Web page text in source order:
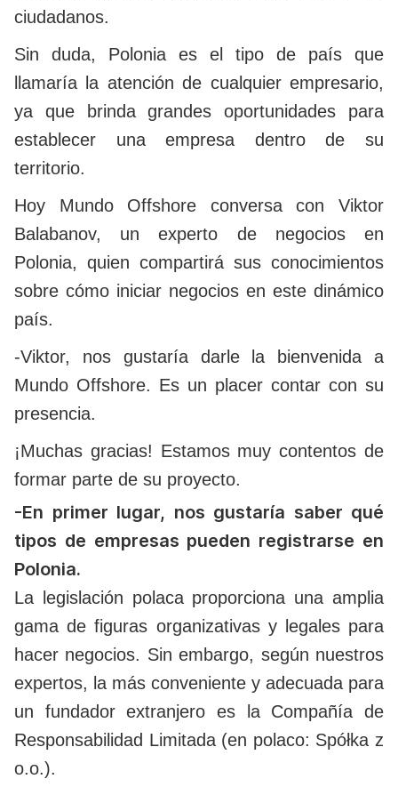
ciudadanos.
Sin duda, Polonia es el tipo de país que
llamaría la atención de cualquier empresario,
ya que brinda grandes oportunidades para
establecer una empresa dentro de su
territorio.
Hoy Mundo Offshore conversa con Viktor
Balabanov, un experto de negocios en
Polonia, quien compartirá sus conocimientos
sobre cómo iniciar negocios en este dinámico
país.
-Viktor, nos gustaría darle la bienvenida a
Mundo Offshore. Es un placer contar con su
presencia.
¡Muchas gracias! Estamos muy contentos de
formar parte de su proyecto.
-En primer lugar, nos gustaría saber qué
tipos de empresas pueden registrarse en
Polonia.
La legislación polaca proporciona una amplia
gama de figuras organizativas y legales para
hacer negocios. Sin embargo, según nuestros
expertos, la más conveniente y adecuada para
un fundador extranjero es la Compañía de
Responsabilidad Limitada (en polaco: Spółka z
o.o.).